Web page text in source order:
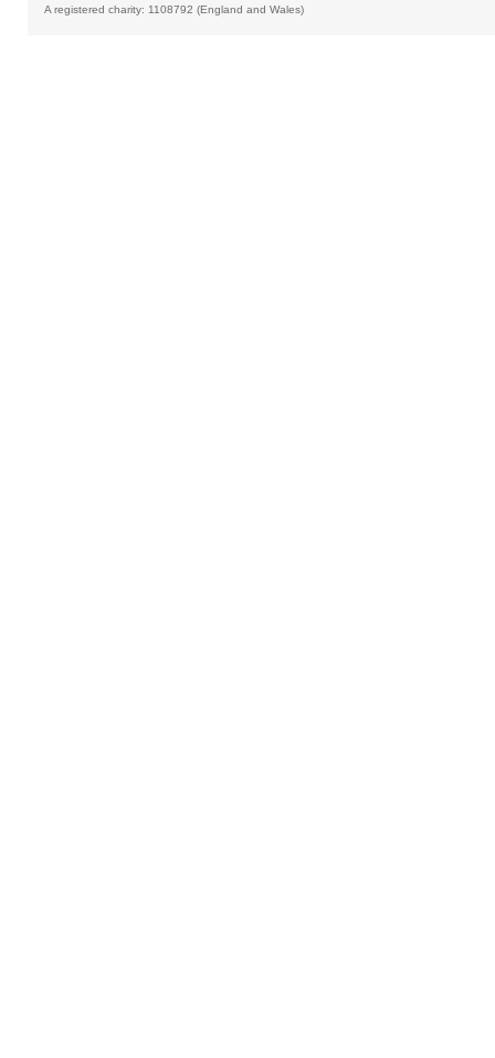
A registered charity: 1108792 (England and Wales)